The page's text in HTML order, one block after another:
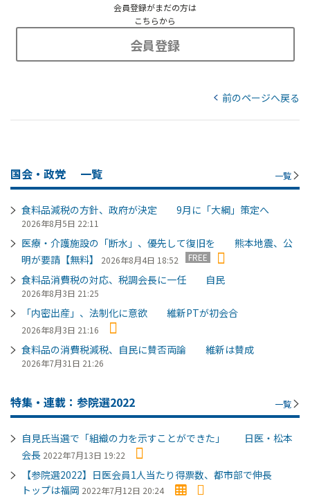
会員登録がまだの方は
こちらから
会員登録
前のページへ戻る
国会・政党 一覧 一覧
食料品減税の方針、政府が決定 9月に「大綱」策定へ
2026年8月5日 22:11
医療・介護施設の「断水」、優先して復旧を 熊本地震、公
明が要請【無料】
2026年8月4日 18:52 FREE
食料品消費税の対応、税調会長に一任 自民
2026年8月3日 21:25
「内密出産」、法制化に意欲 維新PTが初会合
2026年8月3日 21:16
食料品の消費税減税、自民に賛否両論 維新は賛成
2026年7月31日 21:26
特集・連載：参院選2022 一覧
自見氏当選で「組織の力を示すことができた」 日医・松本
会長 2022年7月13日 19:22
【参院選2022】日医会員1人当たり得票数、都市部で伸長
トップは福岡 2022年7月12日 20:24